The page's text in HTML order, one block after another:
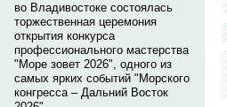
во Владивостоке состоялась
торжественная церемония
открытия конкурса
профессионального мастерства
"Море зовет 2026", одного из
самых ярких событий "Морского
конгресса – Дальний Восток